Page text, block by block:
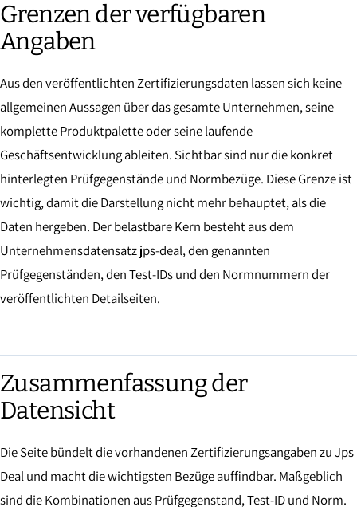
Grenzen der verfügbaren
Angaben
Aus den veröffentlichten Zertifizierungsdaten lassen sich keine
allgemeinen Aussagen über das gesamte Unternehmen, seine
komplette Produktpalette oder seine laufende
Geschäftsentwicklung ableiten. Sichtbar sind nur die konkret
hinterlegten Prüfgegenstände und Normbezüge. Diese Grenze ist
wichtig, damit die Darstellung nicht mehr behauptet, als die
Daten hergeben. Der belastbare Kern besteht aus dem
Unternehmensdatensatz jps-deal, den genannten
Prüfgegenständen, den Test-IDs und den Normnummern der
veröffentlichten Detailseiten.
Zusammenfassung der
Datensicht
Die Seite bündelt die vorhandenen Zertifizierungsangaben zu Jps
Deal und macht die wichtigsten Bezüge auffindbar. Maßgeblich
sind die Kombinationen aus Prüfgegenstand, Test-ID und Norm.